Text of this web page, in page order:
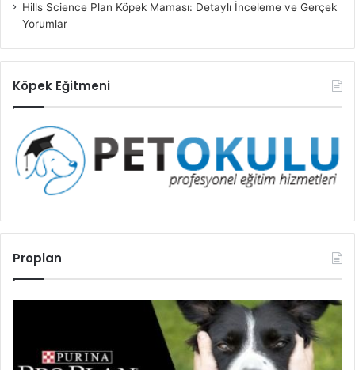
Hills Science Plan Köpek Maması: Detaylı İnceleme ve Gerçek
Yorumlar
Köpek Eğitmeni
Proplan